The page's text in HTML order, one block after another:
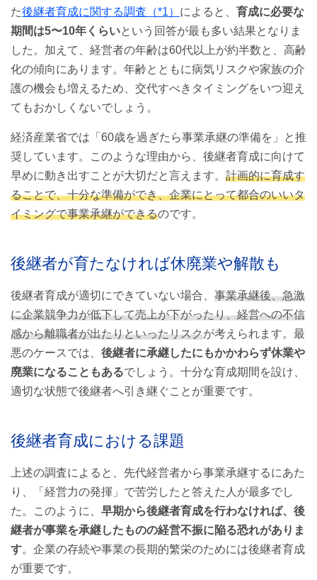
④後継者と事業承継計画を策定する
スムーズな事業承継が出来た事例
株式会社オロの事例
まとめ
参考
た後継者育成に関する調査（*1） によると、 育成に必要な
期間は5〜10年くらいという回答が最も多い結果となりま
した。加えて、経営者の年齢は60代以上が約半数と、高齢
化の傾向にあります。年齢とともに病気リスクや家族の介
護の機会も増えるため、交代すべきタイミングをいつ迎え
てもおかしくないでしょう。
経済産業省では「60歳を過ぎたら事業承継の準備を」と推
奨しています。このような理由から、後継者育成に向けて
早めに動き出すことが大切だと言えます。 計画的に育成す
ることで、十分な準備ができ、企業にとって都合のいいタ
イミングで事業承継ができるのです。
後継者が育たなければ休廃業や解散も
後継者育成が適切にできていない場合、 事業承継後、急激
に企業競争力が低下して売上が下がったり、経営への不信
感から離職者が出たりといったリスクが考えられます。最
悪のケースでは、 後継者に承継したにもかかわらず休業や
廃業になることもあるでしょう。十分な育成期間を設け、
適切な状態で後継者へ引き継ぐことが重要です。
後継者育成における課題
上述の調査によると、先代経営者から事業承継するにあた
り、「経営力の発揮」で苦労したと答えた人が最多でし
た。このように、 早期から後継者育成を行わなければ、後
継者が事業を承継したものの経営不振に陥る恐れがありま
す。企業の存続や事業の長期的繁栄のためには後継者育成
が重要です。